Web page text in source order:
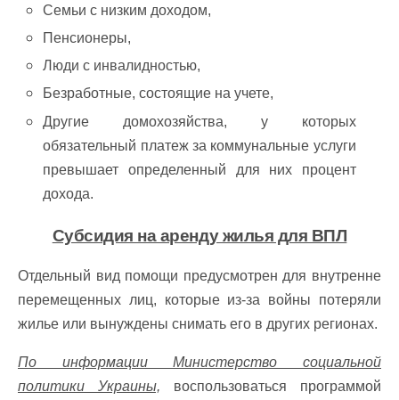
Семьи с низким доходом,
Пенсионеры,
Люди с инвалидностью,
Безработные, состоящие на учете,
Другие домохозяйства, у которых
обязательный платеж за коммунальные услуги
превышает определенный для них процент
дохода.
Субсидия на аренду жилья для ВПЛ
Отдельный вид помощи предусмотрен для внутренне
перемещенных лиц, которые из-за войны потеряли
жилье или вынуждены снимать его в других регионах.
По информации Министерство социальной
политики Украины, воспользоваться программой